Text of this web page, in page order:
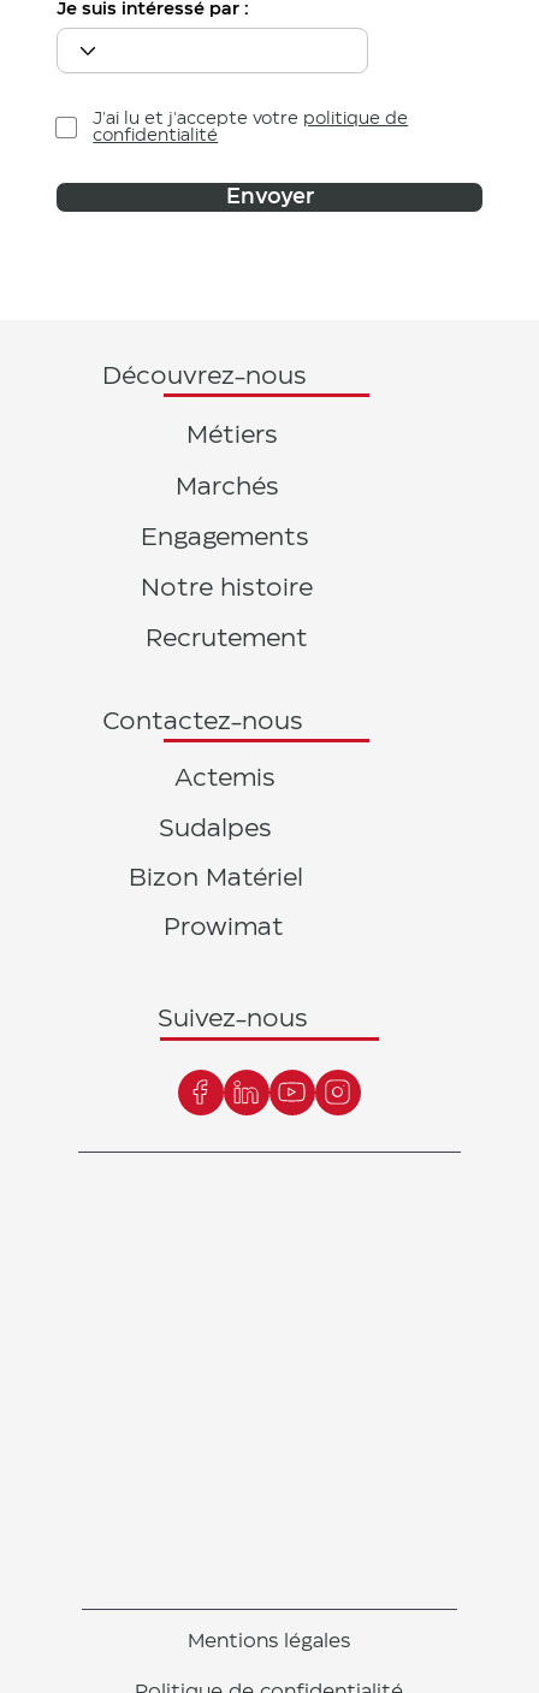
Je suis intéressé par :
J'ai lu et j'accepte votre politique de
confidentialité
Envoyer
Mentions légales
Suivez-nous
Prowimat
Bizon Matériel
Sudalpes
Actemis
Contactez-nous
Recrutement
Notre histoire
Engagements
Marchés
Métiers
Découvrez-nous